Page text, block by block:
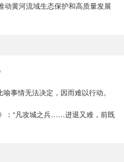
动黄河流域生态保护和高质量发展
事情无法决定，因而难以行动。
：“凡攻城之兵……进退又难，前既